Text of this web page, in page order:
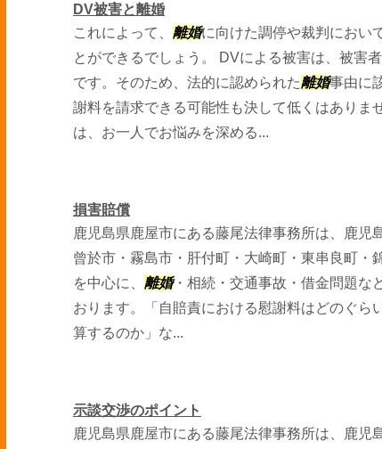
DV被害と離婚
これによって、 離婚に向けた調停や裁判におい
とができるでしょう。 DVによる被害は、被害
です。そのため、法的に認められた離婚事由に
謝料を請求できる可能性も決して低くはありま
は、お一人でお悩みを深める...
損害賠償
鹿児島県鹿屋市にある藤尾法律事務所は、鹿児
曾於市・霧島市・肝付町・大崎町・東串良町・
を中心に、 離婚・相続・交通事故・借金問題な
おります。「自賠責における慰謝料はどのぐら
算するのか」な...
示談交渉のポイント
鹿児島県鹿屋市にある藤尾法律事務所は、鹿児